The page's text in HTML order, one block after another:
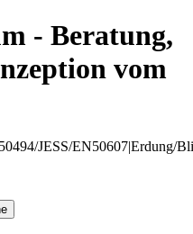
- Beratung,
vom
JESS/EN50607|Erdung/